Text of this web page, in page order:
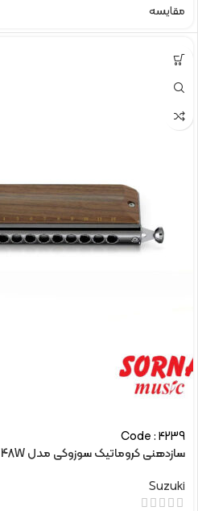
مقایسه
Code : 4239
سازدهنی کروماتیک سوزوکی مدل G 48W گام C
Suzuki